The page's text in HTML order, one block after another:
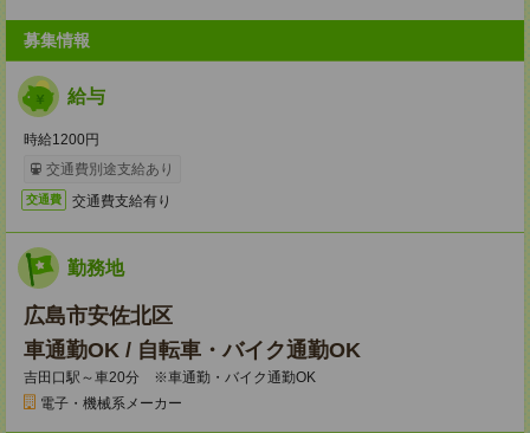
募集情報
給与
時給1200円
交通費別途支給あり
交通費 交通費支給有り
勤務地
広島市安佐北区
車通勤OK / 自転車・バイク通勤OK
吉田口駅～車20分 ※車通勤・バイク通勤OK
電子・機械系メーカー